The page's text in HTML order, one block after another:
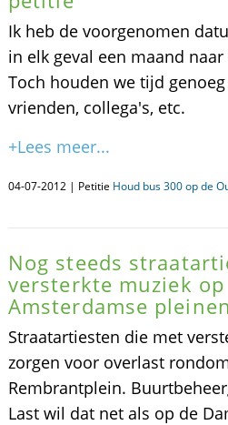
Ik heb de voorgenomen
in elk geval een maand
Toch houden we tijd
vrienden, collega's, etc.
+Lees meer...
04-07-2012 | Petitie Houd bus 300 op de
Nog steeds
versterkte muziek op
Amsterdamse pleinen
Straatartiesten die met
zorgen voor overlast
Rembrantplein.
Last wil dat net als op de